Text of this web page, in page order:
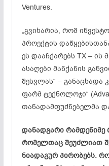
Ventures.
„გვიხარია, რომ
პროექტის
ეს დააჩქარებს TX – ის
ასაღები მანქანის
შესვლას“ – განაცხადა
ფარმ ტექნოლოჯი“
თანადამფუძნებელმა
დანადგარი რამდენიმე
რომელთაც შეუძლიათ
ნიადაგურ პირობებს.